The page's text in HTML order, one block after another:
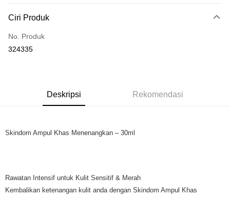
Hanya menyokong Maybank, CIMB Bank, Public Bank, RHB Bank, Hong
Boost
Pilihan Penghantaran
Rumah penghantaran
Ciri Produk
No. Produk
324335
Deskripsi Rekomendasi
Skindom Ampul Khas Menenangkan – 30ml
Rawatan Intensif untuk Kulit Sensitif & Merah
Kembalikan ketenangan kulit anda dengan Skindom Ampul Khas